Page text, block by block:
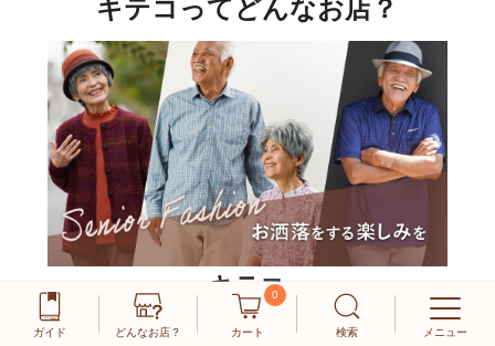
キテコってどんなお店？
キテコ
お洒落をする楽しみを
ガイド どんなお店？ カート
0
検索 メニュー